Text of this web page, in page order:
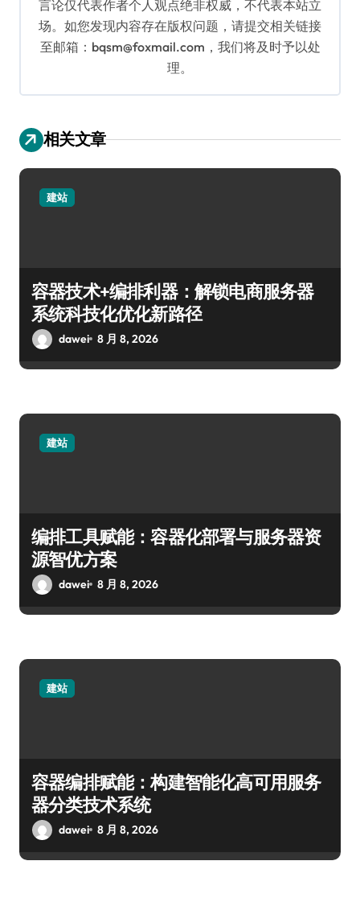
言论仅代表作者个人观点绝非权威，不代表本站立
场。如您发现内容存在版权问题，请提交相关链接
至邮箱：bqsm@foxmail.com，我们将及时予以处
理。
相关文章
建站
容器技术+编排利器：解锁电商服务器
系统科技化优化新路径
dawei 8 月 8, 2026
建站
编排工具赋能：容器化部署与服务器资
源智优方案
dawei 8 月 8, 2026
建站
容器编排赋能：构建智能化高可用服务
器分类技术系统
dawei 8 月 8, 2026